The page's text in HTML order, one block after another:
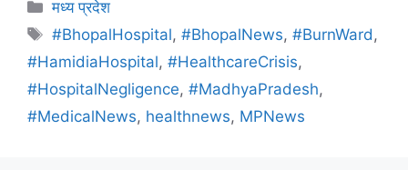
मध्य प्रदेश
#BhopalHospital,#BhopalNews,#BurnWard ,
#HamidiaHospital, #HealthcareCrisis,
#HospitalNegligence, #MadhyaPradesh,
#MedicalNews, healthnews, MPNews